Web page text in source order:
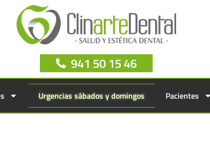
941 50 15 46
Urgencias sábados y domingos Pacientes